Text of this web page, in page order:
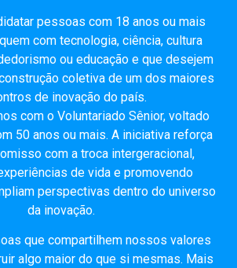
pessoas com 18 anos ou mais
com tecnologia, ciência, cultura
ou educação e que desejem
coletiva de um dos maiores
de inovação do país.
com o Voluntariado Sênior, voltado
50 anos ou mais. A iniciativa reforça
com a troca intergeracional,
de vida e promovendo
perspectivas dentro do universo
da inovação.
que compartilhem nossos valores
algo maior do que si mesmas. Mais